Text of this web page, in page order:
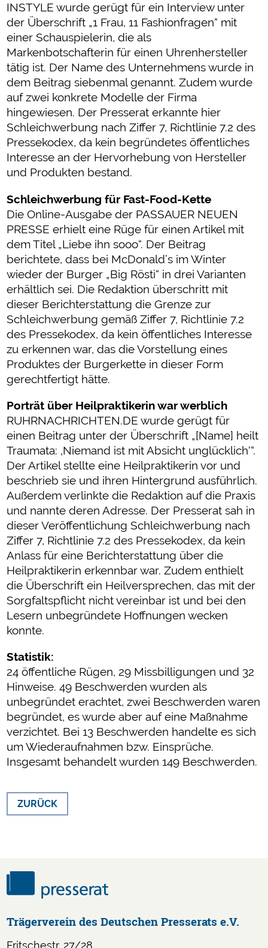
INSTYLE wurde gerügt für ein Interview unter
der Überschrift „1 Frau, 11 Fashionfragen“ mit
einer Schauspielerin, die als
Markenbotschafterin für einen Uhrenhersteller
tätig ist. Der Name des Unternehmens wurde in
dem Beitrag siebenmal genannt. Zudem wurde
auf zwei konkrete Modelle der Firma
hingewiesen. Der Presserat erkannte hier
Schleichwerbung nach Ziffer 7, Richtlinie 7.2 des
Pressekodex, da kein begründetes öffentliches
Interesse an der Hervorhebung von Hersteller
und Produkten bestand.
Schleichwerbung für Fast-Food-Kette
Die Online-Ausgabe der PASSAUER NEUEN
PRESSE erhielt eine Rüge für einen Artikel mit
dem Titel „Liebe ihn sooo“. Der Beitrag
berichtete, dass bei McDonald’s im Winter
wieder der Burger „Big Rösti“ in drei Varianten
erhältlich sei. Die Redaktion überschritt mit
dieser Berichterstattung die Grenze zur
Schleichwerbung gemäß Ziffer 7, Richtlinie 7.2
des Pressekodex, da kein öffentliches Interesse
zu erkennen war, das die Vorstellung eines
Produktes der Burgerkette in dieser Form
gerechtfertigt hätte.
Porträt über Heilpraktikerin war werblich
RUHRNACHRICHTEN.DE wurde gerügt für
einen Beitrag unter der Überschrift „[Name] heilt
Traumata: ‚Niemand ist mit Absicht unglücklich‘“.
Der Artikel stellte eine Heilpraktikerin vor und
beschrieb sie und ihren Hintergrund ausführlich.
Außerdem verlinkte die Redaktion auf die Praxis
und nannte deren Adresse. Der Presserat sah in
dieser Veröffentlichung Schleichwerbung nach
Ziffer 7, Richtlinie 7.2 des Pressekodex, da kein
Anlass für eine Berichterstattung über die
Heilpraktikerin erkennbar war. Zudem enthielt
die Überschrift ein Heilversprechen, das mit der
Sorgfaltspflicht nicht vereinbar ist und bei den
Lesern unbegründete Hoffnungen wecken
konnte.
Statistik:
24 öffentliche Rügen, 29 Missbilligungen und 32
Hinweise. 49 Beschwerden wurden als
unbegründet erachtet, zwei Beschwerden waren
begründet, es wurde aber auf eine Maßnahme
verzichtet. Bei 13 Beschwerden handelte es sich
um Wiederaufnahmen bzw. Einsprüche.
Insgesamt behandelt wurden 149 Beschwerden.
ZURÜCK
Trägerverein des Deutschen Presserats e.V.
Fritschestr. 27/28